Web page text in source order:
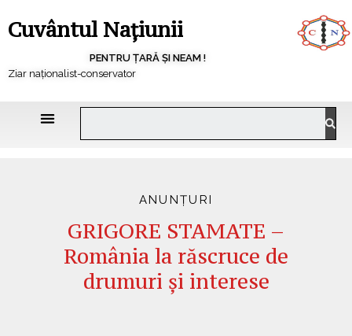
Cuvântul Națiunii
PENTRU ȚARĂ ȘI NEAM !
Ziar naționalist-conservator
ANUNȚURI
GRIGORE STAMATE –
România la răscruce de
drumuri și interese